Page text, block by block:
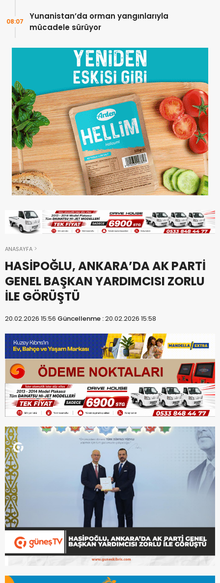
Yunanistan’da orman yangınlarıyla
mücadele sürüyor
08:07
ANASAYFA
HASİPOĞLU, ANKARA’DA AK PARTİ
GENEL BAŞKAN YARDIMCISI ZORLU
İLE GÖRÜŞTÜ
20.02.2026 15:56 Güncellenme :20.02.2026 15:58